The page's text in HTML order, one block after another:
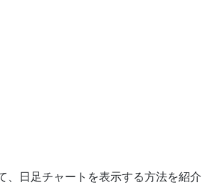
、日足チャートを表示する方法を紹介